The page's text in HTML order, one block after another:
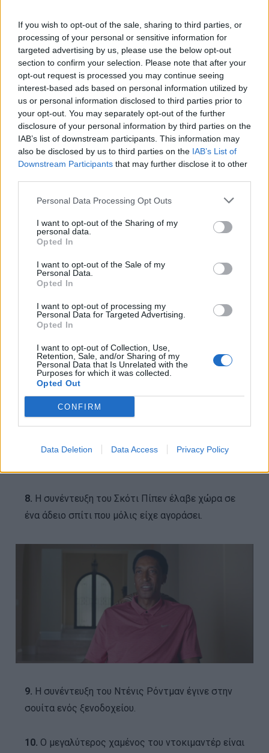
If you wish to opt-out of the sale, sharing to third parties, or
processing of your personal or sensitive information for
targeted advertising by us, please use the below opt-out
section to confirm your selection. Please note that after your
opt-out request is processed you may continue seeing
interest-based ads based on personal information utilized by
us or personal information disclosed to third parties prior to
your opt-out. You may separately opt-out of the further
disclosure of your personal information by third parties on the
IAB’s list of downstream participants. This information may
also be disclosed by us to third parties on the IAB’s List of
Downstream Participants that may further disclose it to other
Personal Data Processing Opt Outs
I want to opt-out of the Sharing of my
personal data.
Opted In
I want to opt-out of the Sale of my
Personal Data.
Opted In
I want to opt-out of processing my
Personal Data for Targeted Advertising.
Opted In
I want to opt-out of Collection, Use,
Retention, Sale, and/or Sharing of my
Personal Data that Is Unrelated with the
Purposes for which it was collected.
Opted Out
CONFIRM
Data Deletion Data Access Privacy Policy
5.Ο σκηνοθέτης Τζέισον Χέιρ, έκανε πάνω από
100 συνεντεύξεις για το ντοκιμαντέρ.
6.Ο Χέιρ δήλωσε πως ήταν πολύ δύσκολο να
καταφέρει να πάρει συνέντευξη από τον Κόμπι
7.Ο Μάικλ Τζόρνταν αρνήθηκε να γυριστεί το
ντοκιμαντέρ στο πραγματικό του σπίτι και οι
συνεντεύξεις του έλαβαν χώρα σε τρία
διαφορετικά σπίτια που βρήκαν ο Χέιρ και η
8. Η συνέντευξη του Σκότι Πίπεν έλαβε χώρα σε
ένα άδειο σπίτι που μόλις είχε αγοράσει.
9. Η συνέντευξη του Ντένις Ρόντμαν έγινε στην
σουίτα ενός ξενοδοχείου.
10. Ο μεγαλύτερος χαμένος του ντοκιμαντέρ είναι